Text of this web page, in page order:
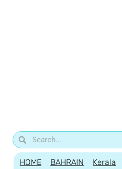
HOME BAHRAIN Kerala